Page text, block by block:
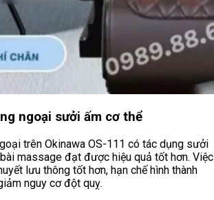
ngoại sưởi ấm cơ thể
trên Okinawa OS-111 có tác dụng sưởi
massage đạt được hiệu quả tốt hơn. Việc
lưu thông tốt hơn, hạn chế hình thành
nguy cơ đột quỵ.